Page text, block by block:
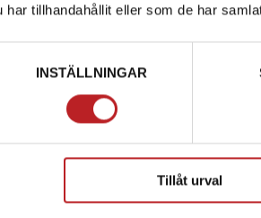
har tillhandahållit eller som de har
INSTÄLLNINGAR
Tillåt urval